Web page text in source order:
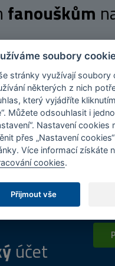
fanouškům
více než 10 let
účet
soubory
stránky využívají soubory
některých z nich
který vyjádříte
Můžete odsouhlasit i
Nastavení
přes „Nastavení
Více informací získáte
cookies.
Přijmout vše